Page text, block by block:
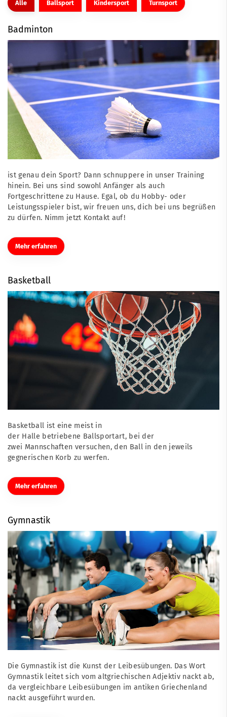
Alle Ballsport Kindersport Turnsport
Badminton
ist genau dein Sport? Dann schnuppere in unser Training
hinein. Bei uns sind sowohl Anfänger als auch
Fortgeschrittene zu Hause. Egal, ob du Hobby- oder
Leistungsspieler bist, wir freuen uns, dich bei uns begrüßen
zu dürfen. Nimm jetzt Kontakt auf!
Mehr erfahren
Basketball
Basketball ist eine meist in
der Halle betriebene Ballsportart, bei der
zwei Mannschaften versuchen, den Ball in den jeweils
gegnerischen Korb zu werfen.
Mehr erfahren
Gymnastik
Die Gymnastik ist die Kunst der Leibesübungen. Das Wort
Gymnastik leitet sich vom altgriechischen Adjektiv nackt ab,
da vergleichbare Leibesübungen im antiken Griechenland
nackt ausgeführt wurden.